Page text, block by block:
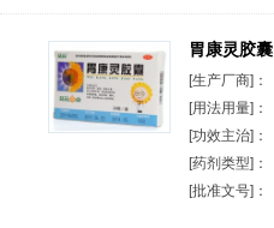
胃康灵胶囊
[生产厂商]：
[用法用量]：
[功效主治]：
[药剂类型]：
[批准文号]：